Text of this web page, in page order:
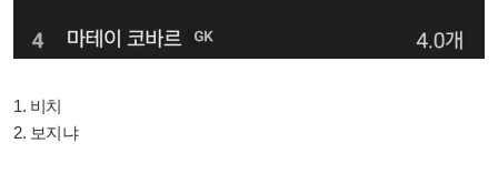
1. 비치
2. 보지냐